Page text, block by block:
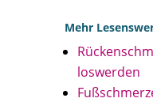
Mehr
loswerden